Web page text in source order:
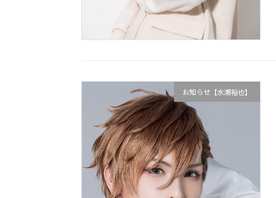
お知らせ【水瀬裕也】